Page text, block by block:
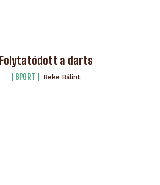
Folytatódott a darts
SPORT Beke Bálint